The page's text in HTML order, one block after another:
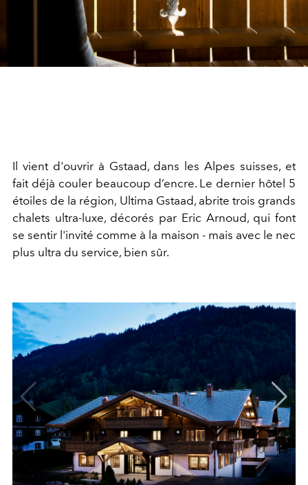
Il vient d'ouvrir à Gstaad, dans les Alpes suisses, et
fait déjà couler beaucoup d’encre. Le dernier hôtel 5
étoiles de la région, Ultima Gstaad, abrite trois grands
chalets ultra-luxe, décorés par Eric Arnoud, qui font
se sentir l'invité comme à la maison - mais avec le nec
plus ultra du service, bien sûr.